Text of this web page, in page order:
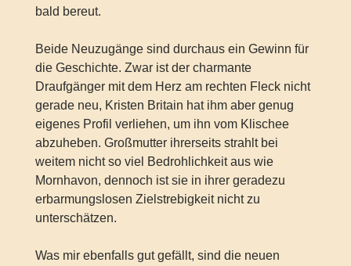
bald bereut.
Beide Neuzugänge sind durchaus ein Gewinn für
die Geschichte. Zwar ist der charmante
Draufgänger mit dem Herz am rechten Fleck nicht
gerade neu, Kristen Britain hat ihm aber genug
eigenes Profil verliehen, um ihn vom Klischee
abzuheben. Großmutter ihrerseits strahlt bei
weitem nicht so viel Bedrohlichkeit aus wie
Mornhavon, dennoch ist sie in ihrer geradezu
erbarmungslosen Zielstrebigkeit nicht zu
unterschätzen.
Was mir ebenfalls gut gefällt, sind die neuen